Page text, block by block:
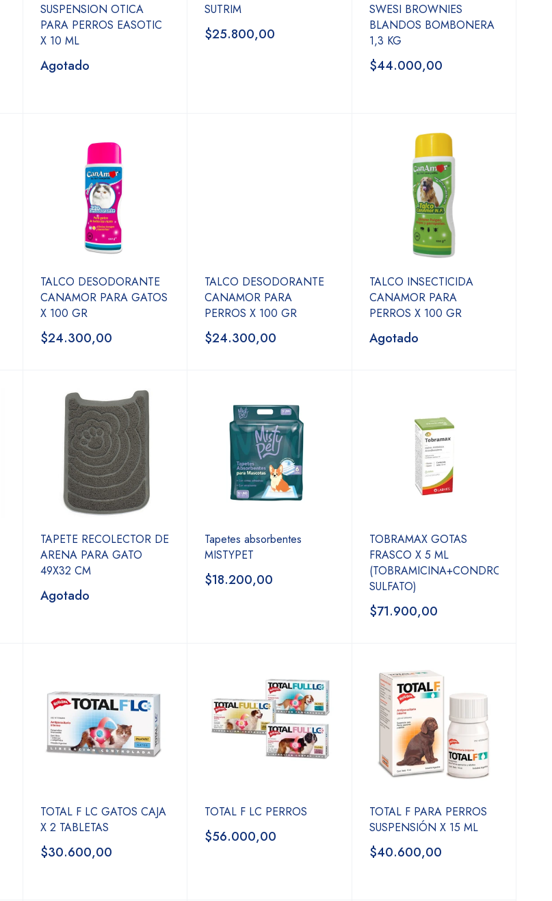
SUSPENSION OTICA
PARA PERROS EASOTIC
X 10 ML
Agotado
SUTRIM
$25.800,00
SWESI BROWNIES
BLANDOS BOMBONERA
1,3 KG
$44.000,00
TALCO DESODORANTE
CANAMOR PARA GATOS
X 100 GR
$24.300,00
TALCO DESODORANTE
CANAMOR PARA
PERROS X 100 GR
$24.300,00
TALCO INSECTICIDA
CANAMOR PARA
PERROS X 100 GR
Agotado
TAPETE RECOLECTOR DE
ARENA PARA GATO
49X32 CM
Agotado
Tapetes absorbentes
MISTYPET
$18.200,00
TOBRAMAX GOTAS
FRASCO X 5 ML
(TOBRAMICINA+CONDROITIN
SULFATO)
$71.900,00
TOTAL F LC GATOS CAJA
X 2 TABLETAS
$30.600,00
TOTAL F LC PERROS
$56.000,00
TOTAL F PARA PERROS
SUSPENSIÓN X 15 ML
$40.600,00